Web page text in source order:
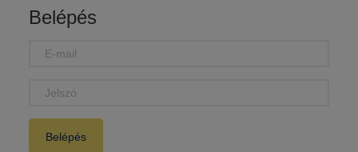
Belépés
JELSZÓ
Belépés